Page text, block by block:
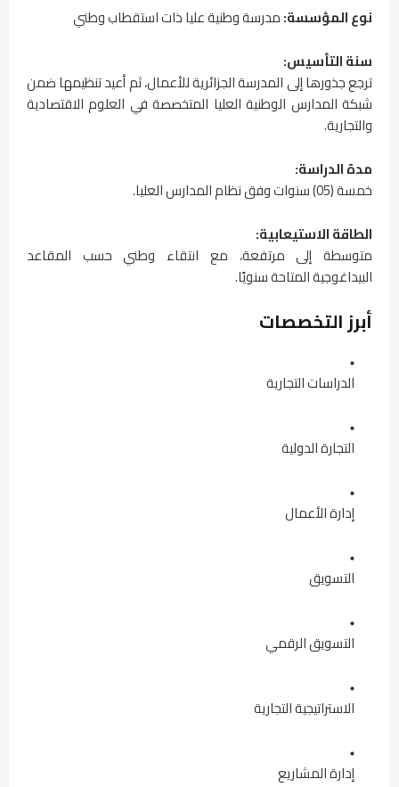
نوع المؤسسة:مدرسة وطنية عليا ذات استقطاب وطني
سنة التأسيس:
ترجع جذورها إلى المدرسة الجزائرية للأعمال، ثم أعيد تنظيمها ضمن
شبكة المدارس الوطنية العليا المتخصصة في العلوم الاقتصادية
والتجارية.
مدة الدراسة:
خمسة (05) سنوات وفق نظام المدارس العليا.
الطاقة الاستيعابية:
متوسطة إلى مرتفعة، مع انتقاء وطني حسب المقاعد
البيداغوجية المتاحة سنويًا.
أبرز التخصصات
الدراسات التجارية
التجارة الدولية
إدارة الأعمال
التسويق
التسويق الرقمي
الاستراتيجية التجارية
إدارة المشاريع